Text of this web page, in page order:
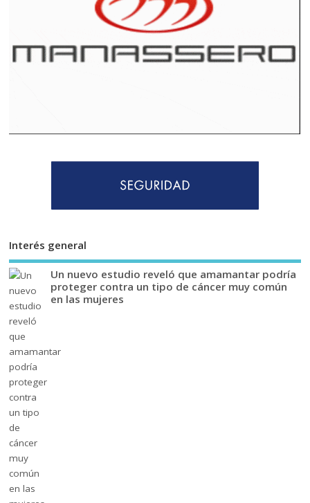
Interés general
Un nuevo estudio reveló que amamantar podría
proteger contra un tipo de cáncer muy común
en las mujeres